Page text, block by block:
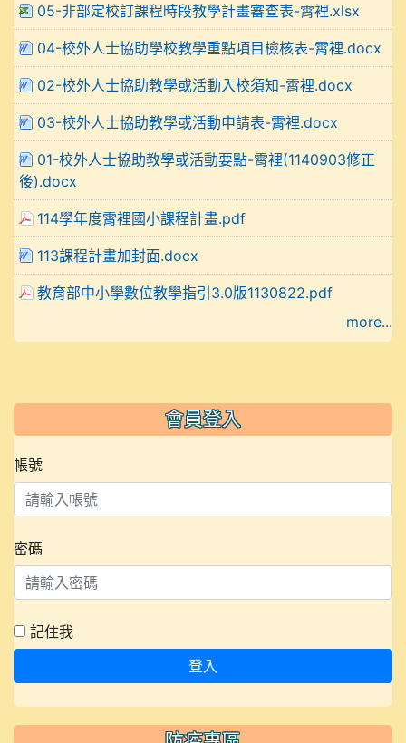
05-非部定校訂課程時段教學計畫審查表-霄裡.xlsx
04-校外人士協助學校教學重點項目檢核表-霄裡.docx
02-校外人士協助教學或活動入校須知-霄裡.docx
03-校外人士協助教學或活動申請表-霄裡.docx
01-校外人士協助教學或活動要點-霄裡(1140903修正
後).docx
114學年度霄裡國小課程計畫.pdf
113課程計畫加封面.docx
教育部中小學數位教學指引3.0版1130822.pdf
more...
會員登入
帳號
密碼
記住我
登入